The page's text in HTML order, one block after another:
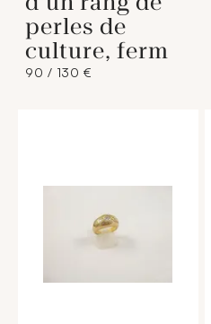
perles de
culture, ferm
90 / 130 €